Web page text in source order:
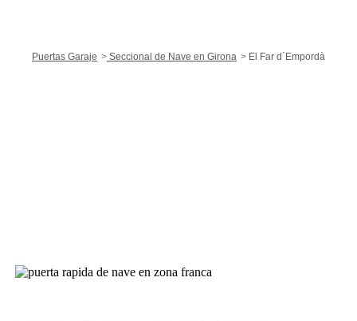
Puertas Garaje Seccional de Nave en Girona El Far d´Empordà